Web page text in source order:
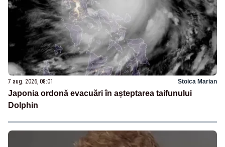
7 aug. 2026, 08:01 Stoica Marian
Japonia ordonă evacuări în așteptarea taifunului
Dolphin